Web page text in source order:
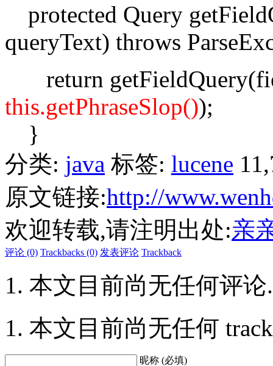
protected Query
queryText) throws
return
this.getPhraseSlop());
}
分类: java 标签: lucene
原文链接:http://
欢迎转载,请注明出处:亲
评论 (0) Trackbacks (0) 发表评论 Trackback
本文目前尚无任何评论.
本文目前尚无任何
昵称 (必填)